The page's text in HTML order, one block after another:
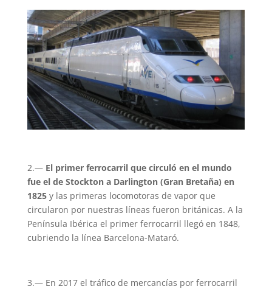
2.— El primer ferrocarril que circuló en el mundo
fue el de Stockton a Darlington (Gran Bretaña) en
1825y las primeras locomotoras de vapor que
circularon por nuestras líneas fueron británicas. A la
Península Ibérica el primer ferrocarril llegó en 1848,
cubriendo la línea Barcelona-Mataró.
3.— En 2017 el tráfico de mercancías por ferrocarril